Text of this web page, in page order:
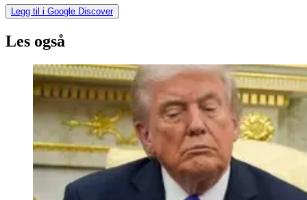
Legg til i Google Discover
Les også